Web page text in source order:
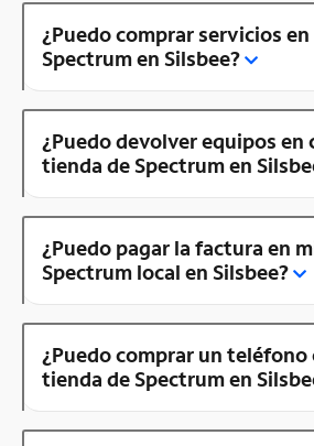
¿Puedo comprar servicios
Spectrum en Silsbee?
¿Puedo devolver equipos en
tienda de Spectrum en
¿Puedo pagar la factura en
Spectrum local en Silsbee?
¿Puedo comprar un teléfono
tienda de Spectrum en